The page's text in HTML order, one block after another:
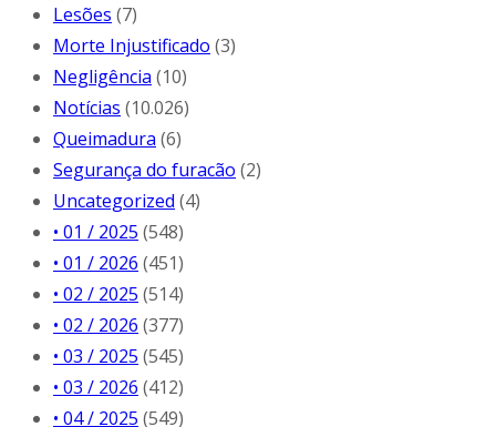
Lesões (7)
Morte Injustificado (3)
Negligência (10)
Notícias (10.026)
Queimadura (6)
Segurança do furacão (2)
Uncategorized (4)
• 01 / 2025 (548)
• 01 / 2026 (451)
• 02 / 2025 (514)
• 02 / 2026 (377)
• 03 / 2025 (545)
• 03 / 2026 (412)
• 04 / 2025 (549)